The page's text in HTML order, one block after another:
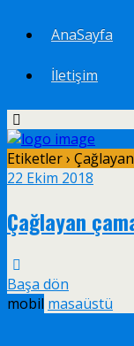
AnaSayfa
İletişim
Etiketler ›
22 Ekim 2018
Çağlayan
Başa dön
mobil masaüstü